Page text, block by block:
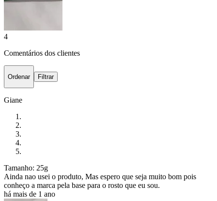
4
Comentários dos clientes
Ordenar Filtrar
Giane
Tamanho: 25g
Ainda nao usei o produto, Mas espero que seja muito bom pois
conheço a marca pela base para o rosto que eu sou.
há mais de 1 ano